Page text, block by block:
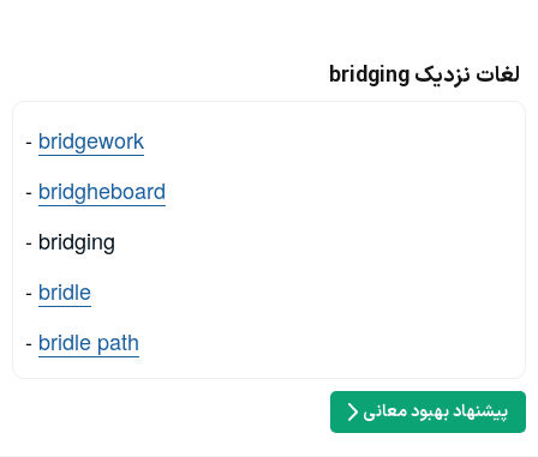
لغات نزدیک bridging
- bridgework
- bridgheboard
- bridging
- bridle
- bridle path
پیشنهاد بهبود معانی